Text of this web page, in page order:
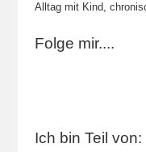
Alltag mit Kind,
Folge mir....
Ich bin Teil von: